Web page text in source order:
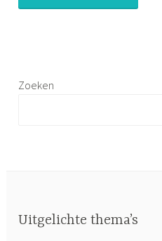
Zoeken
Uitgelichte thema’s